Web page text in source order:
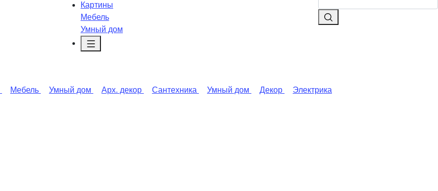
Картины
Мебель
Умный дом
Мебель Умный дом Арх. декор Сантехника Умный дом Декор Электрика